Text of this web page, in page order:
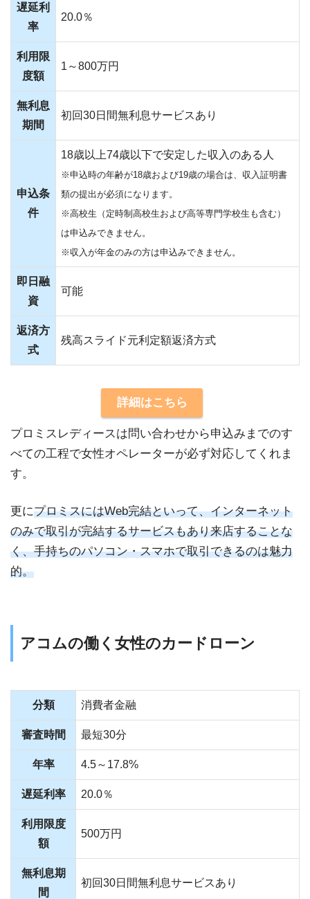
遅延利
率
20.0％
利用限
度額
1～800万円
無利息
期間
初回30日間無利息サービスあり
申込条
件
18歳以上74歳以下で安定した収入のある人
※申込時の年齢が18歳および19歳の場合は、収入証明書
類の提出が必須になります。
※高校生（定時制高校生および高等専門学校生も含む）
は申込みできません。
※収入が年金のみの方は申込みできません。
即日融
資
可能
返済方
式
残高スライド元利定額返済方式
詳細はこちら
プロミスレディースは問い合わせから申込みまでのす
べての工程で女性オペレーターが必ず対応してくれま
す。
更にプロミスにはWeb完結といって、インターネット
のみで取引が完結するサービスもあり来店することな
く、手持ちのパソコン・スマホで取引できるのは魅力
的。
アコムの働く女性のカードローン
分類 消費者金融
審査時間 最短30分
年率 4.5～17.8%
遅延利率 20.0％
利用限度
額
500万円
無利息期
間
初回30日間無利息サービスあり